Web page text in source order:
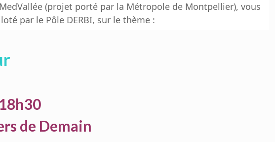
(projet porté par la Métropole de Montpellier), vous
par le Pôle DERBI, sur le thème :
de Demain